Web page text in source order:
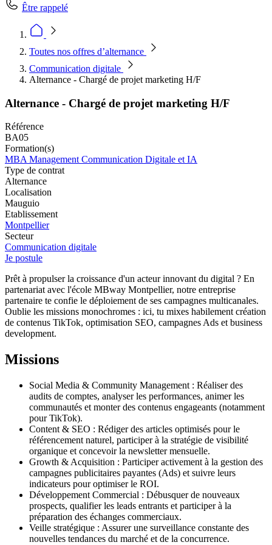
Être rappelé
Toutes nos offres d’alternance
Communication digitale
Alternance - Chargé de projet marketing H/F
Alternance - Chargé de projet marketing H/F
Référence
BA05
Formation(s)
MBA Management Communication Digitale et IA
Type de contrat
Alternance
Localisation
Mauguio
Etablissement
Montpellier
Secteur
Communication digitale
Je postule
Prêt à propulser la croissance d'un acteur innovant du digital ? En
partenariat avec l'école MBway Montpellier, notre entreprise
partenaire te confie le déploiement de ses campagnes multicanales.
Oublie les missions monochromes : ici, tu mixes habilement création
de contenus TikTok, optimisation SEO, campagnes Ads et business
development.
Missions
Social Media & Community Management : Réaliser des
audits de comptes, analyser les performances, animer les
communautés et monter des contenus engageants (notamment
pour TikTok).
Content & SEO : Rédiger des articles optimisés pour le
référencement naturel, participer à la stratégie de visibilité
organique et concevoir la newsletter mensuelle.
Growth & Acquisition : Participer activement à la gestion des
campagnes publicitaires payantes (Ads) et suivre leurs
indicateurs pour optimiser le ROI.
Développement Commercial : Débusquer de nouveaux
prospects, qualifier les leads entrants et participer à la
préparation des échanges commerciaux.
Veille stratégique : Assurer une surveillance constante des
nouvelles tendances du marché et de la concurrence.